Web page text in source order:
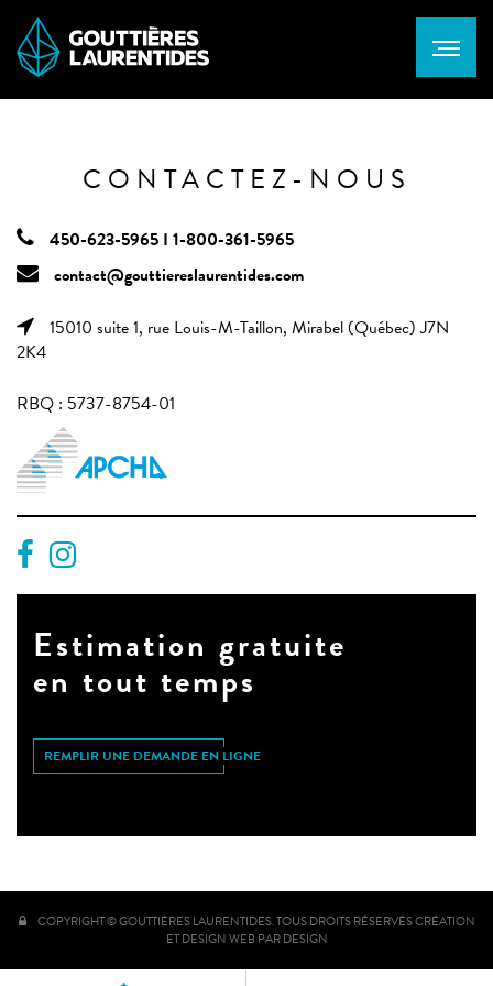
CONTACTEZ-NOUS
450-623-5965 I 1-800-361-5965
contact@gouttiereslaurentides.com
15010 suite 1, rue Louis-M-Taillon, Mirabel (Québec) J7N
2K4
RBQ : 5737-8754-01
Estimation gratuite
en tout temps
REMPLIR UNE DEMANDE EN LIGNE
COPYRIGHT © GOUTTIÈRES LAURENTIDES. TOUS DROITS RÉSERVÉSCRÉATION
ET DESIGN WEB PAR DESIGN